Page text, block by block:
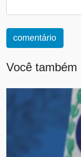
comentário
Você